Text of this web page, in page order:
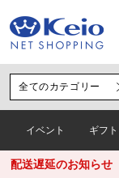
イベント ギフト
配送遅延のお知らせ